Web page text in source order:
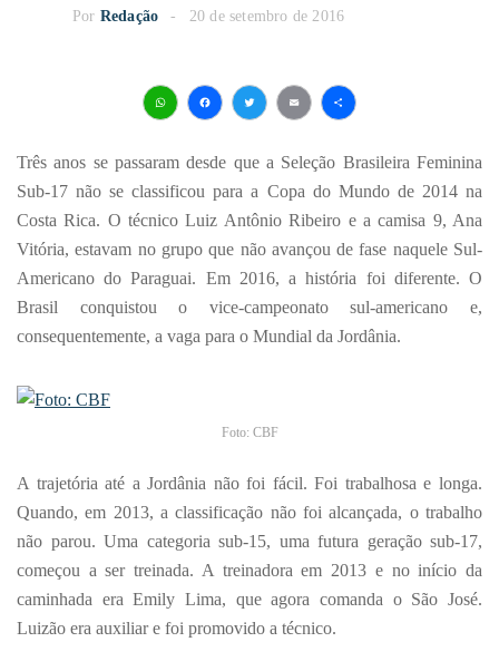
Por Redação 20 de setembro de 2016
Três anos se passaram desde que a Seleção Brasileira Feminina
Sub-17 não se classificou para a Copa do Mundo de 2014 na
Costa Rica. O técnico Luiz Antônio Ribeiro e a camisa 9, Ana
Vitória, estavam no grupo que não avançou de fase naquele Sul-
Americano do Paraguai. Em 2016, a história foi diferente. O
Brasil conquistou o vice-campeonato sul-americano e,
consequentemente, a vaga para o Mundial da Jordânia.
Foto: CBF
A trajetória até a Jordânia não foi fácil. Foi trabalhosa e longa.
Quando, em 2013, a classificação não foi alcançada, o trabalho
não parou. Uma categoria sub-15, uma futura geração sub-17,
começou a ser treinada. A treinadora em 2013 e no início da
caminhada era Emily Lima, que agora comanda o São José.
Luizão era auxiliar e foi promovido a técnico.